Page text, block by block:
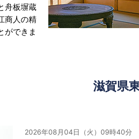
舟板塀蔵
商人の精
ができま
滋賀県
2026年08月04日（火）09時40分